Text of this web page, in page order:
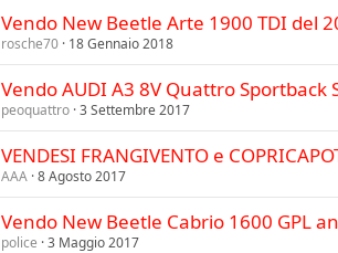
Vendo New Beetle Arte 1900 TDI del
rosche70 18 Gennaio 2018
Vendo AUDI A3 8V Quattro Sportback
peoquattro 3 Settembre 2017
VENDESI FRANGIVENTO e
AAA 8 Agosto 2017
Vendo New Beetle Cabrio 1600 GPL
police 3 Maggio 2017